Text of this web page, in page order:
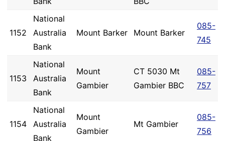
1152
National
Australia
Bank
Mount Barker Mount Barker
085-
745
1153
National
Australia
Bank
Mount
Gambier
CT 5030 Mt
Gambier BBC
085-
757
1154
National
Australia
Bank
Mount
Gambier
Mt Gambier
085-
756